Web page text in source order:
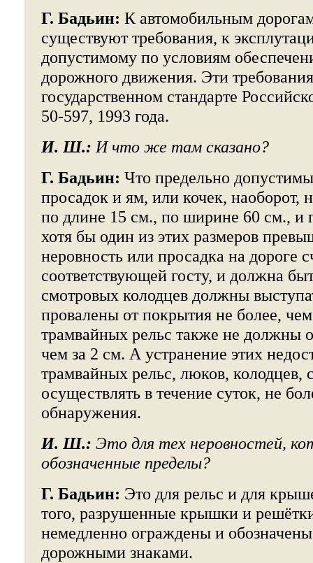
Г. Бадьин: К автомобильным
существуют требования, к
допустимому по условиям
дорожного движения. Эти
государственном стандарте
50-597, 1993 года.
И. Ш.: И что же там сказано?
Г. Бадьин: Что предельно
просадок и ям, или кочек,
по длине 15 см., по ширине 60 см., и
хотя бы один из этих размеров
неровность или просадка на дороге
соответствующей госту, и должна
смотровых колодцев должны
провалены от покрытия не более,
трамвайных рельс также не должны
чем за 2 см. А устранение этих
трамвайных рельс, люков, колодцев,
осуществлять в течение суток, не
обнаружения.
И. Ш.: Это для тех неровностей,
обозначенные пределы?
Г. Бадьин: Это для рельс и для
того, разрушенные крышки и
немедленно ограждены и
дорожными знаками.